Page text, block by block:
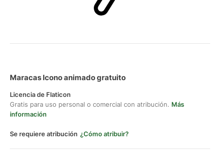
Maracas Icono animado gratuito
Licencia de Flaticon
Gratis para uso personal o comercial con atribución. Más
información
Se requiere atribución ¿Cómo atribuir?